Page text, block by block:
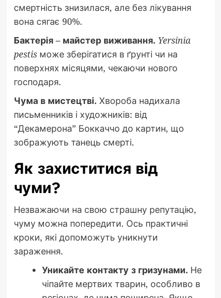
смертність знизилася, але без лікування
вона сягає 90%.
Бактерія – майстер виживання. Yersinia
pestisможе зберігатися в ґрунті чи на
поверхнях місяцями, чекаючи нового
господаря.
Чума в мистецтві. Хвороба надихала
письменників і художників: від
“Декамерона” Боккаччо до картин, що
зображують танець смерті.
Як захиститися від
чуми?
Незважаючи на свою страшну репутацію,
чуму можна попередити. Ось практичні
кроки, які допоможуть уникнути
зараження.
Уникайте контакту з гризунами. Не
чіпайте мертвих тварин, особливо в